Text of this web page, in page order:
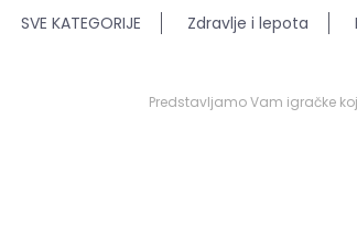
SVE KATEGORIJE Zdravlje i lepota
Predstavljamo Vam igračke